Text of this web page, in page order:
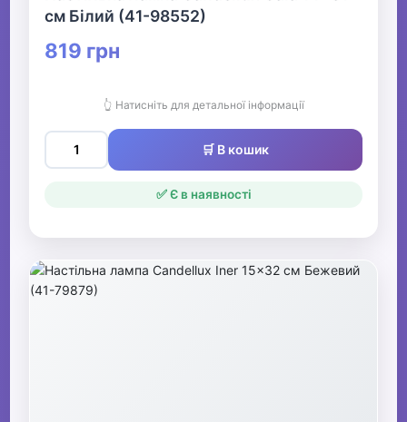
см Білий (41-98552)
819 грн
👆 Натисніть для детальної інформації
🛒 В кошик
✅ Є в наявності